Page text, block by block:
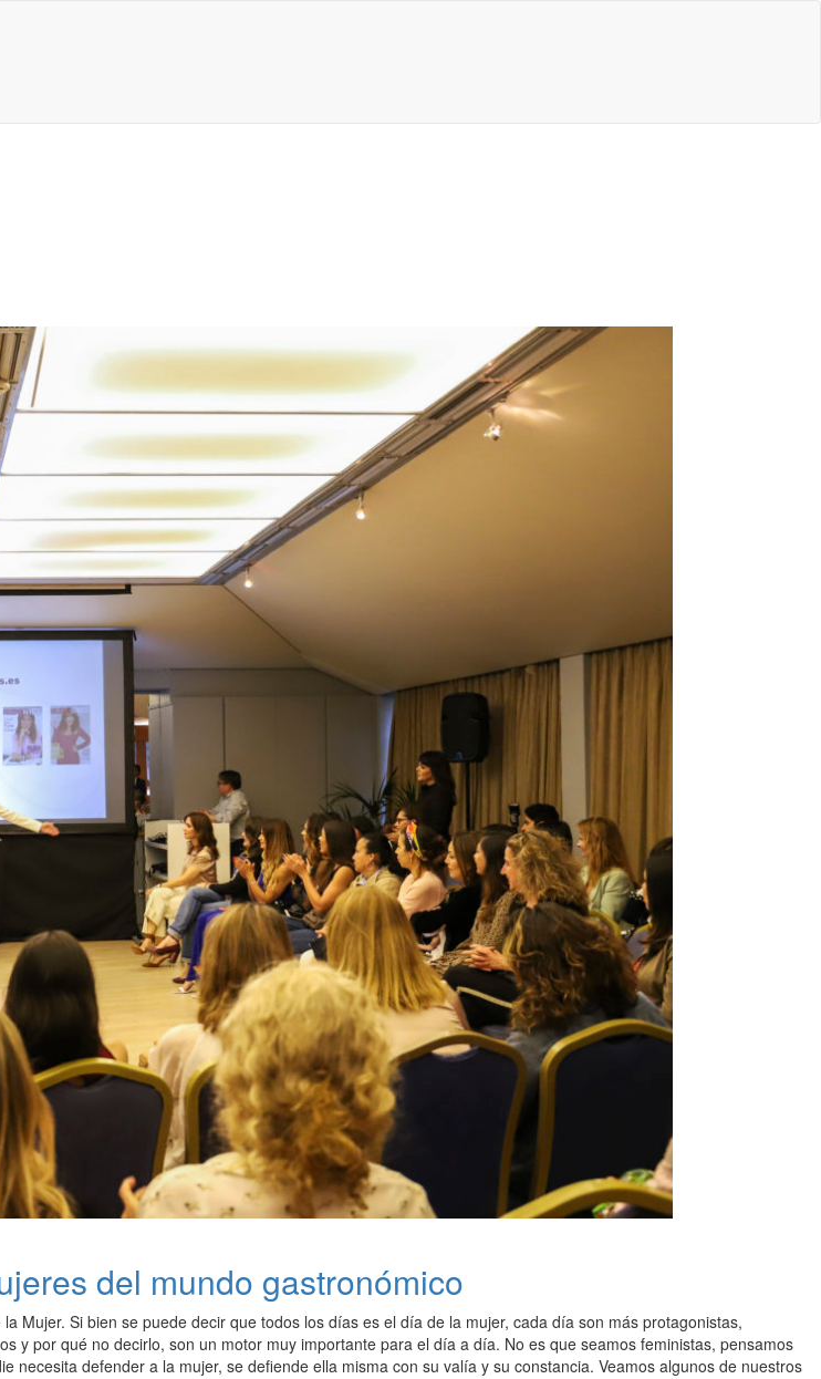
del mundo gastronómico
Mujer. Si bien se puede decir que todos los días es el día de la mujer, cada día son más protagonistas,
y por qué no decirlo, son un motor muy importante para el día a día. No es que seamos feministas, pensamos
necesita defender a la mujer, se defiende ella misma con su valía y su constancia. Veamos algunos de nuestros